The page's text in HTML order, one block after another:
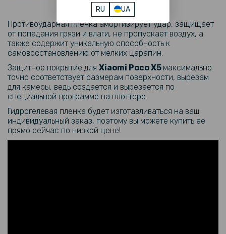
RU UA
Противоударная пленка амортизирует удар, защищает
от попадания грязи и влаги, не пропускает воздух, а
также содержит уникальную способность к
самовосстановлению от мелких царапин.
Защитное покрытие для Xiaomi Poco X5 максимально
точно соответствует размерам поверхности, вырезам
для камеры, ведь создается и вырезается по
специальной программе на плоттере.
Гидрогелевая пленка будет изготавливаться на ваш
индивидуальный заказ, поэтому вы можете купить ее
прямо сейчас по низкой цене!